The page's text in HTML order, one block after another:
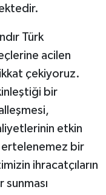
Türk
acilen
çekiyoruz.
bir
etkin
ertelenemez bir
ihracatçıların
sunması